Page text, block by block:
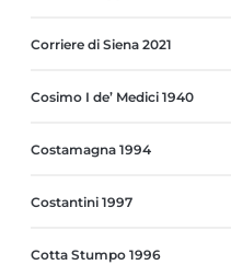
Corriere di Siena 2021
Cosimo I de’ Medici 1940
Costamagna 1994
Costantini 1997
Cotta Stumpo 1996